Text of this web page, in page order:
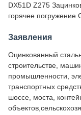
DX51D Z275
горячее погружение
Заявления
Оцинкованный
строительстве,
промышленности,
транспортных
шоссе, моста,